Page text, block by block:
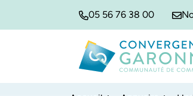
05 56 76 38 00